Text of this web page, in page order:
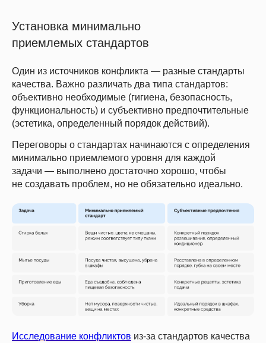
Установка минимально
приемлемых стандартов
Один из источников конфликта — разные стандарты
качества. Важно различать два типа стандартов:
объективно необходимые (гигиена, безопасность,
функциональность) и субъективно предпочтительные
(эстетика, определенный порядок действий).
Переговоры о стандартах начинаются с определения
минимально приемлемого уровня для каждой
задачи — выполнено достаточно хорошо, чтобы
не создавать проблем, но не обязательно идеально.
Исследование конфликтов из-за стандартов качества